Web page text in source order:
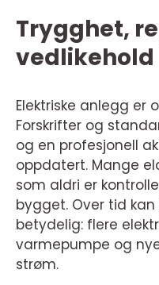
Trygghet,
vedlikehold
Elektriske anlegg er
Forskrifter og
og en profesjonell
oppdatert. Mange
som aldri er
bygget. Over tid
betydelig: flere
varmepumpe og
strøm.